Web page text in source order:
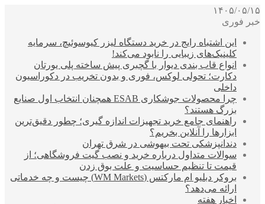
۱۴۰۵/۰۵/۱۵
خبر فوری
این اشتباه رایج در خرید دستگاه لیزر کیوسوئیچ، سرمایه
کلینیک‌های زیبایی را نابود می‌کند!
انواع قاب بندی دیوار با گچبری پیش ساخته پلی یورتان
دکارت؛ تحولی لوکس، فوری و بدون تخریب در دکوراسیون
داخلی
چرا محصولات جوشکاری ESAB همچنان انتخاب اول صنایع
بزرگ هستند؟
راهنمای جامع خرید تجهیزات اندازه گیری؛ چطور دقیق‌ترین
ابزارها را آنلاین بخریم؟
دندانپزشکی تحت بیهوشی در شرق تهران
سوالات متداول درباره خرید و نصب گیت فروشگاهی؛ از
قیمت تا تنظیم حساسیت و علت بوق زدن
بروکر دبلیو ام مارکتس (WM Markets) چیست و چه خدماتی
ارائه می‌دهد؟
اخبار هفته